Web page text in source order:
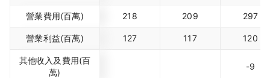
營業費用(百萬) 218 209 297
營業利益(百萬) 127 117 120
其他收入及費用(百
萬)
-9